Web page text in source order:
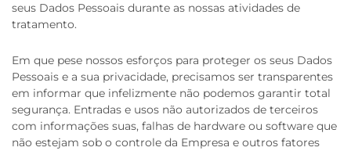
seus Dados Pessoais durante as nossas atividades de
tratamento.
Em que pese nossos esforços para proteger os seus Dados
Pessoais e a sua privacidade, precisamos ser transparentes
em informar que infelizmente não podemos garantir total
segurança. Entradas e usos não autorizados de terceiros
com informações suas, falhas de hardware ou software que
não estejam sob o controle da Empresa e outros fatores